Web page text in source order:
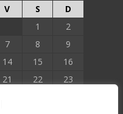
V S
D
1
2
7 8
9
14 15
16
21 22
23